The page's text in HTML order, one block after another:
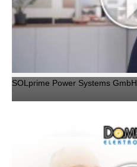
SOLprime Power Systems GmbH